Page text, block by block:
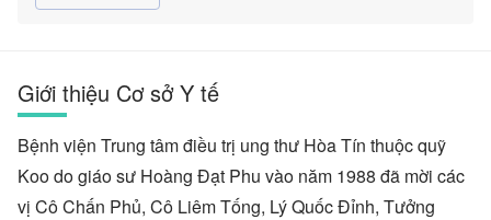
Giới thiệu Cơ sở Y tế
Bệnh viện Trung tâm điều trị ung thư Hòa Tín thuộc quỹ
Koo do giáo sư Hoàng Đạt Phu vào năm 1988 đã mời các
vị Cô Chấn Phủ, Cô Liêm Tống, Lý Quốc Đỉnh, Tưởng